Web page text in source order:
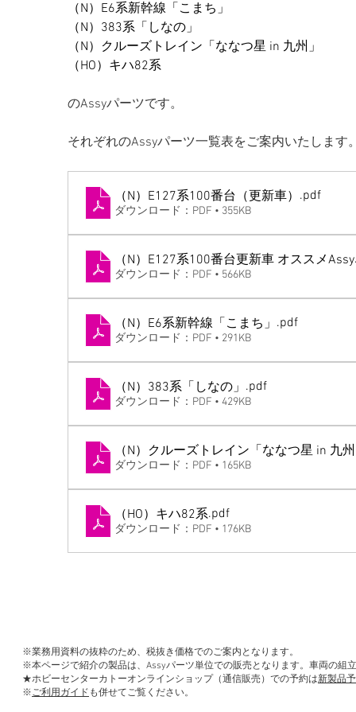
（N）E6系新幹線「こまち」
（N）383系「しなの」
（N）クルーズトレイン「ななつ星 in 九州」
（HO）キハ82系
のAssyパーツです。
それぞれのAssyパーツ一覧表をご案内いたします
（N）E127系100番台（更新車） .pdf
ダウンロード：PDF • 355KB
（N）E127系100番台更新車 オススメAssy
ダウンロード：PDF • 566KB
（N）E6系新幹線「こまち」 .pdf
ダウンロード：PDF • 291KB
（N）383系「しなの」 .pdf
ダウンロード：PDF • 429KB
（N）クルーズトレイン「ななつ星 in 九
ダウンロード：PDF • 165KB
（HO）キハ82系.pdf
ダウンロード：PDF • 176KB
※業務用資料の抜粋のため、税抜き価格でのご案内となります。
※本ページで紹介の製品は、Assyパーツ単位での販売となります。車両の組
★ホビーセンターカトーオンラインショップ（通信販売）での予約は新製品
※ご利用ガイド も併せてご覧ください。